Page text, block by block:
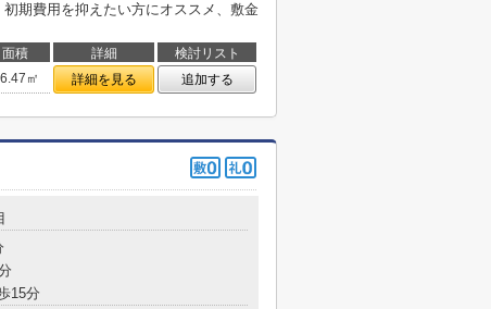
期費用を抑えたい方にオススメ、敷金
面積 詳細
検討リスト
㎡ 詳細を見る 追加する
15分